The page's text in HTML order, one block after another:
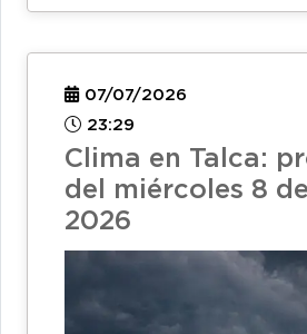
07/07/2026
23:29
Clima en Talca:
del miércoles 8
2026